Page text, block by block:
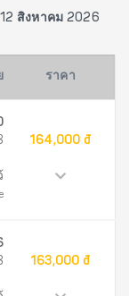
สิงหาคม 2026
ราคา
164,000 đ
163,000 đ